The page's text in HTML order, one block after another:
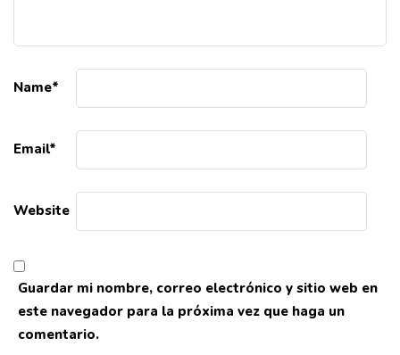
Name*
Email*
Website
Guardar mi nombre, correo electrónico y sitio web en
este navegador para la próxima vez que haga un
comentario.